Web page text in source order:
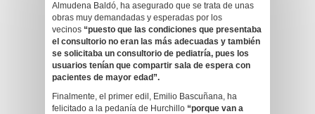
Almudena Baldó, ha asegurado que se trata de unas
obras muy demandadas y esperadas por los
vecinos “puesto que las condiciones que presentaba
el consultorio no eran las más adecuadas y también
se solicitaba un consultorio de pediatría, pues los
usuarios tenían que compartir sala de espera con
pacientes de mayor edad”.
Finalmente, el primer edil, Emilio Bascuñana, ha
felicitado a la pedanía de Hurchillo “porque van a